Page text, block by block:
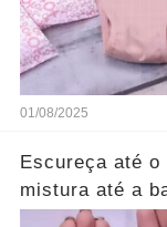
01/08/2025
Escureça até
mistura até a